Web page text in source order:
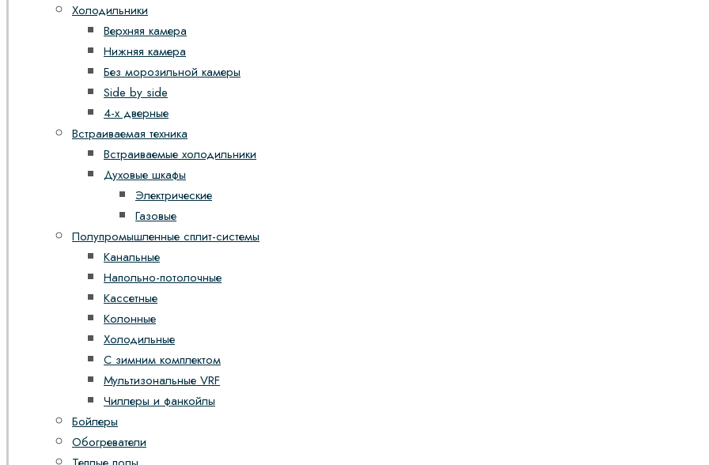
Холодильники
Верхняя камера
Нижняя камера
Без морозильной камеры
Side by side
4-х дверные
Встраиваемая техника
Встраиваемые холодильники
Духовые шкафы
Электрические
Газовые
Полупромышленные сплит-системы
Канальные
Напольно-потолочные
Кассетные
Колонные
Холодильные
С зимним комплектом
Мультизональные VRF
Чиллеры и фанкойлы
Бойлеры
Обогреватели